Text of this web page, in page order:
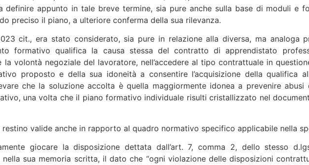
definire appunto in tale breve termine, sia pure anche sulla base di moduli e
preciso il piano, a ulteriore conferma della sua rilevanza.
cit., era stato considerato, sia pure in relazione alla diversa, ma analoga
formativo qualifica la causa stessa del contratto di apprendistato
volontà negoziale del lavoratore, nell’accedere al tipo contrattuale in
proposto e della sua idoneità a consentire l’acquisizione della qualifica
che la soluzione accolta è quella maggiormente idonea a prevenire abusi
una volta che il piano formativo individuale risulti cristallizzato nel
restino valide anche in rapporto al quadro normativo specifico applicabile nella
giocare la disposizione dettata dall’art. 7, comma 2, dello stesso
nella sua memoria scritta, il dato che “ogni violazione delle disposizioni